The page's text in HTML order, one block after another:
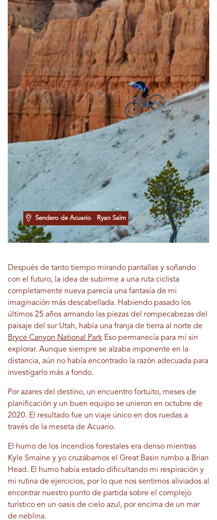
Sendero de Acuario Ryan Salm
Después de tanto tiempo mirando pantallas y soñando
con el futuro, la idea de subirme a una ruta ciclista
completamente nueva parecía una fantasía de mi
imaginación más descabellada. Habiendo pasado los
últimos 25 años armando las piezas del rompecabezas del
paisaje del sur Utah, había una franja de tierra al norte de
Bryce Canyon National Park Eso permanecía para mí sin
explorar. Aunque siempre se alzaba imponente en la
distancia, aún no había encontrado la razón adecuada para
investigarlo más a fondo.
Por azares del destino, un encuentro fortuito, meses de
planificación y un buen equipo se unieron en octubre de
2020. El resultado fue un viaje único en dos ruedas a
través de la meseta de Acuario.
El humo de los incendios forestales era denso mientras
Kyle Smaine y yo cruzábamos el Great Basin rumbo a Brian
Head. El humo había estado dificultando mi respiración y
mi rutina de ejercicios, por lo que nos sentimos aliviados al
encontrar nuestro punto de partida sobre el complejo
turístico en un oasis de cielo azul, por encima de un mar
de neblina.